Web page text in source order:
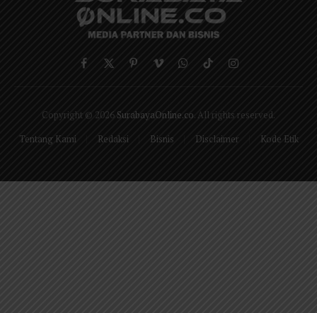
Facebook
X
PinterestVimeoWhatsApp
TikTokInstagram
Copyright © 2026 SurabayaOnline.co . All rights reserved.
Tentang Kami
Redaksi Bisnis Disclaimer Kode Etik